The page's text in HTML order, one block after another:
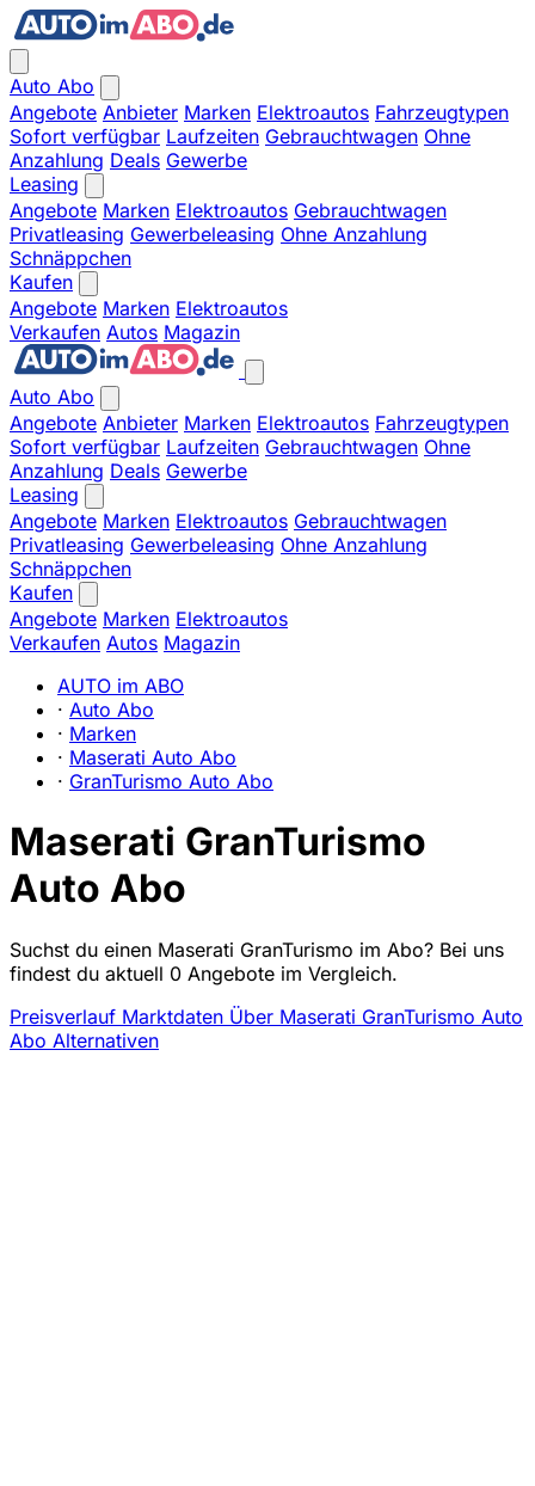
Auto Abo
Angebote Anbieter Marken Elektroautos Fahrzeugtypen
Sofort verfügbar Laufzeiten Gebrauchtwagen Ohne
Anzahlung Deals Gewerbe
Leasing
Angebote Marken Elektroautos Gebrauchtwagen
Privatleasing Gewerbeleasing Ohne Anzahlung
Schnäppchen
Kaufen
Angebote Marken Elektroautos
Verkaufen Autos Magazin
Auto Abo
Angebote Anbieter Marken Elektroautos Fahrzeugtypen
Sofort verfügbar Laufzeiten Gebrauchtwagen Ohne
Anzahlung Deals Gewerbe
Leasing
Angebote Marken Elektroautos Gebrauchtwagen
Privatleasing Gewerbeleasing Ohne Anzahlung
Schnäppchen
Kaufen
Angebote Marken Elektroautos
Verkaufen Autos Magazin
AUTO im ABO
· Auto Abo
· Marken
· Maserati Auto Abo
· GranTurismo Auto Abo
Maserati GranTurismo
Auto Abo
Suchst du einen Maserati GranTurismo im Abo? Bei uns
findest du aktuell 0 Angebote im Vergleich.
Preisverlauf Marktdaten Über Maserati GranTurismo Auto
Abo Alternativen